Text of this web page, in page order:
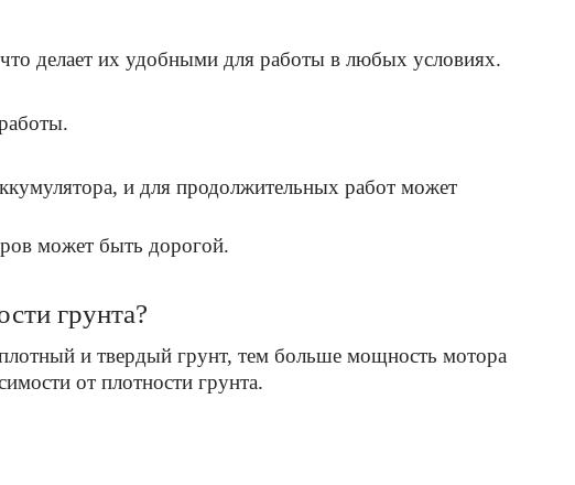
делает их удобными для работы в любых условиях.
и для продолжительных работ может
может быть дорогой.
грунта?
и твердый грунт, тем больше мощность мотора
от плотности грунта.